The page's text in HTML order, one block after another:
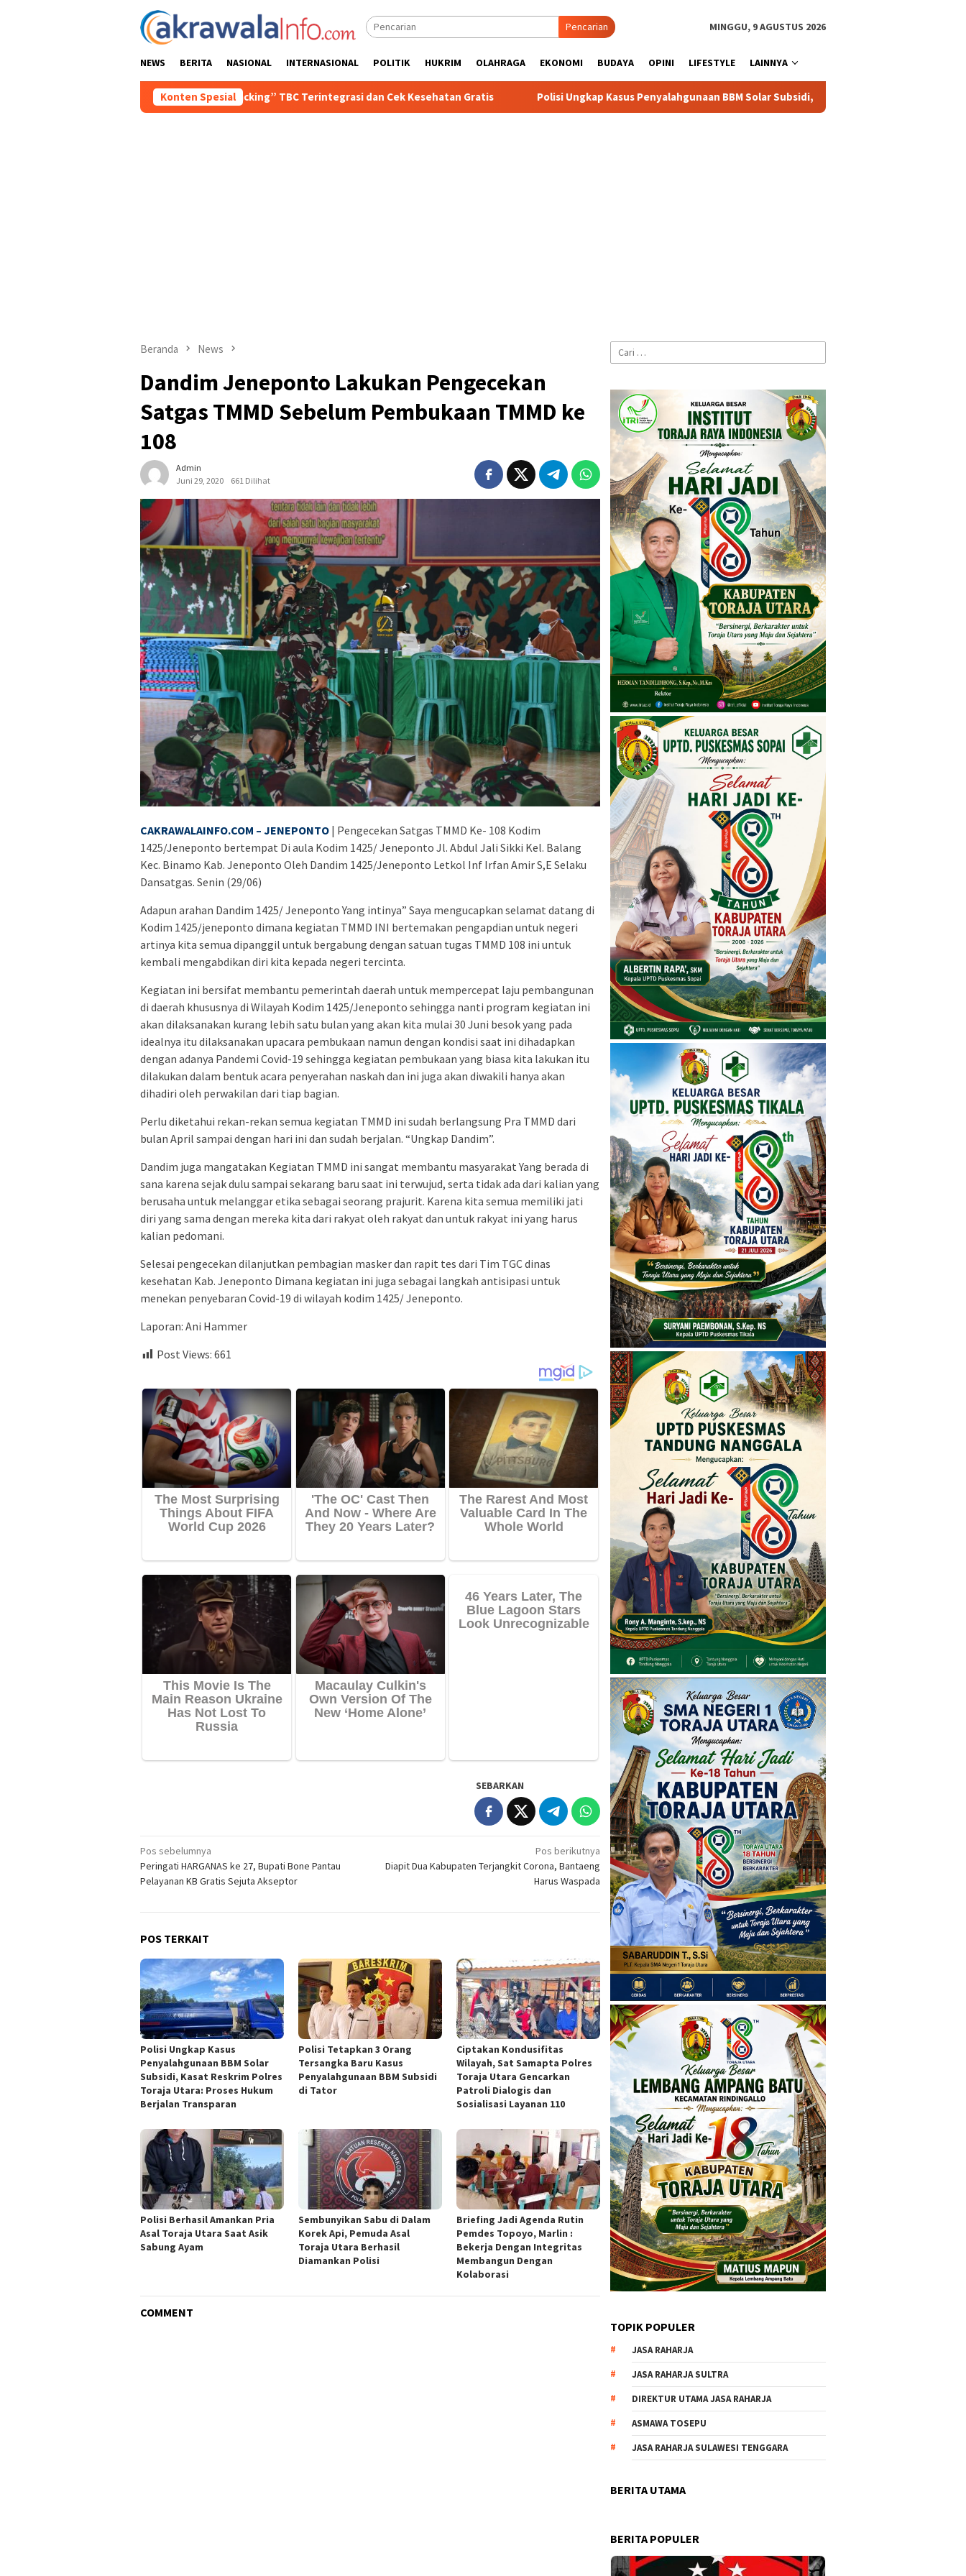
Pencarian MINGGU, 9 AGUSTUS 2026
NEWS BERITA NASIONAL INTERNASIONAL POLITIK HUKRIM OLAHRAGA EKONOMI BUDAYA OPINI LIFESTYLE LAINNYA
Konten Spesial
Kegiatan “Tracking” TBC Terintegrasi dan Cek Kesehatan Gratis Polisi Ungkap Kasus Penyalahgunaan BBM Solar Subsidi, Kasat Reskrim Polres Toraja Utara: Proses Hukum Berjalan
Beranda News
Dandim Jeneponto Lakukan Pengecekan
Satgas TMMD Sebelum Pembukaan TMMD ke
108
Admin
Juni 29, 2020
661 Dilihat
CAKRAWALAINFO.COM – JENEPONTO | Pengecekan Satgas TMMD Ke- 108 Kodim
1425/Jeneponto bertempat Di aula Kodim 1425/ Jeneponto Jl. Abdul Jali Sikki Kel. Balang
Kec. Binamo Kab. Jeneponto Oleh Dandim 1425/Jeneponto Letkol Inf Irfan Amir S,E Selaku
Dansatgas. Senin (29/06)
Adapun arahan Dandim 1425/ Jeneponto Yang intinya” Saya mengucapkan selamat datang di
Kodim 1425/jeneponto dimana kegiatan TMMD INI bertemakan pengapdian untuk negeri
artinya kita semua dipanggil untuk bergabung dengan satuan tugas TMMD 108 ini untuk
kembali mengabdikan diri kita kepada negeri tercinta.
Kegiatan ini bersifat membantu pemerintah daerah untuk mempercepat laju pembangunan
di daerah khususnya di Wilayah Kodim 1425/Jeneponto sehingga nanti program kegiatan ini
akan dilaksanakan kurang lebih satu bulan yang akan kita mulai 30 Juni besok yang pada
idealnya itu dilaksanakan upacara pembukaan namun dengan kondisi saat ini dihadapkan
dengan adanya Pandemi Covid-19 sehingga kegiatan pembukaan yang biasa kita lakukan itu
dilakukan dalam bentuk acara penyerahan naskah dan ini juga akan diwakili hanya akan
dihadiri oleh perwakilan dari tiap bagian.
Perlu diketahui rekan-rekan semua kegiatan TMMD ini sudah berlangsung Pra TMMD dari
bulan April sampai dengan hari ini dan sudah berjalan. “Ungkap Dandim”.
Dandim juga mangatakan Kegiatan TMMD ini sangat membantu masyarakat Yang berada di
sana karena sejak dulu sampai sekarang baru saat ini terwujud, serta tidak ada dari kalian yang
berusaha untuk melanggar etika sebagai seorang prajurit. Karena kita semua memiliki jati
diri yang sama dengan mereka kita dari rakyat oleh rakyat dan untuk rakyat ini yang harus
kalian pedomani.
Selesai pengecekan dilanjutkan pembagian masker dan rapit tes dari Tim TGC dinas
kesehatan Kab. Jeneponto Dimana kegiatan ini juga sebagai langkah antisipasi untuk
menekan penyebaran Covid-19 di wilayah kodim 1425/ Jeneponto.
Laporan: Ani Hammer
Post Views: 661
SEBARKAN
Navigasi
pos
Pos sebelumnya
Peringati HARGANAS ke 27, Bupati Bone Pantau
Pelayanan KB Gratis Sejuta Akseptor
Pos berikutnya
Diapit Dua Kabupaten Terjangkit Corona, Bantaeng
Harus Waspada
POS TERKAIT
Polisi Ungkap Kasus
Penyalahgunaan BBM Solar
Subsidi, Kasat Reskrim Polres
Toraja Utara: Proses Hukum
Berjalan Transparan
Polisi Tetapkan 3 Orang
Tersangka Baru Kasus
Penyalahgunaan BBM Subsidi
di Tator
Ciptakan Kondusifitas
Wilayah, Sat Samapta Polres
Toraja Utara Gencarkan
Patroli Dialogis dan
Sosialisasi Layanan 110
Polisi Berhasil Amankan Pria
Asal Toraja Utara Saat Asik
Sabung Ayam
Sembunyikan Sabu di Dalam
Korek Api, Pemuda Asal
Toraja Utara Berhasil
Diamankan Polisi
Briefing Jadi Agenda Rutin
Pemdes Topoyo, Marlin :
Bekerja Dengan Integritas
Membangun Dengan
Kolaborasi
COMMENT
Cari
untuk:
TOPIK POPULER
JASA RAHARJA
JASA RAHARJA SULTRA
DIREKTUR UTAMA JASA RAHARJA
ASMAWA TOSEPU
JASA RAHARJA SULAWESI TENGGARA
BERITA UTAMA
BERITA POPULER